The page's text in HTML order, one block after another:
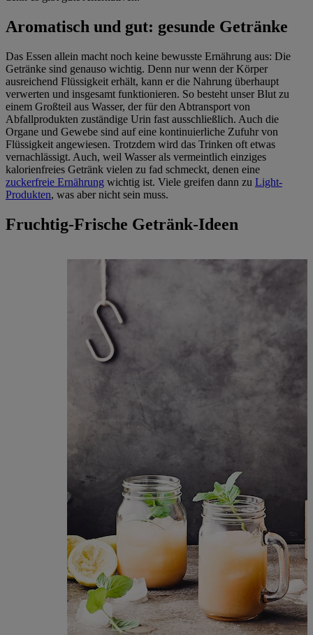
Aromatisch und gut: gesunde Getränke
Das Essen allein macht noch keine bewusste Ernährung aus: Die
Getränke sind genauso wichtig. Denn nur wenn der Körper
ausreichend Flüssigkeit erhält, kann er die Nahrung überhaupt
verwerten und insgesamt funktionieren. So besteht unser Blut zu
einem Großteil aus Wasser, der für den Abtransport von
Abfallprodukten zuständige Urin fast ausschließlich. Auch die
Organe und Gewebe sind auf eine kontinuierliche Zufuhr von
Flüssigkeit angewiesen. Trotzdem wird das Trinken oft etwas
vernachlässigt. Auch, weil Wasser als vermeintlich einziges
kalorienfreies Getränk vielen zu fad schmeckt, denen eine
zuckerfreie Ernährung wichtig ist. Viele greifen dann zu Light-
Produkten, was aber nicht sein muss.
Fruchtig-Frische Getränk-Ideen